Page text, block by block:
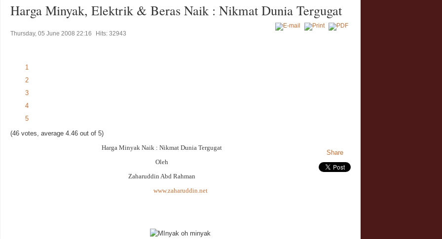
Harga Minyak, Elektrik & Beras Naik : Nikmat Dunia Tergugat
Thursday, 05 June 2008 22:16 Hits: 32943
1
2
3
4
5
(46 votes, average 4.46 out of 5)
Share
Harga Minyak Naik : Nikmat Dunia Tergugat
Oleh
Zaharuddin Abd Rahman
www.zaharuddin.net